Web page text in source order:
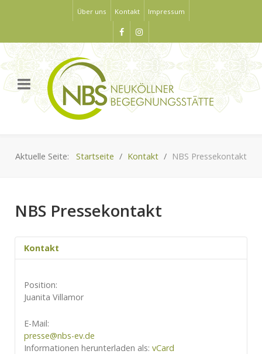
Über uns Kontakt Impressum
Aktuelle Seite: Startseite Kontakt NBS Pressekontakt
NBS Pressekontakt
Kontakt
Position:
Juanita Villamor
E-Mail:
presse@nbs-ev.de
Informationen herunterladen als: vCard